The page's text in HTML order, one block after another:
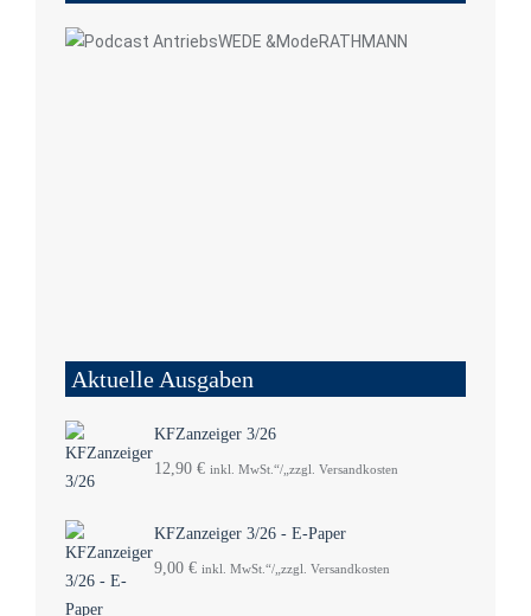
Aktuelle Ausgaben
KFZanzeiger 3/26
12,90 € inkl. MwSt.“/„zzgl. Versandkosten
KFZanzeiger 3/26 - E-Paper
9,00 € inkl. MwSt.“/„zzgl. Versandkosten